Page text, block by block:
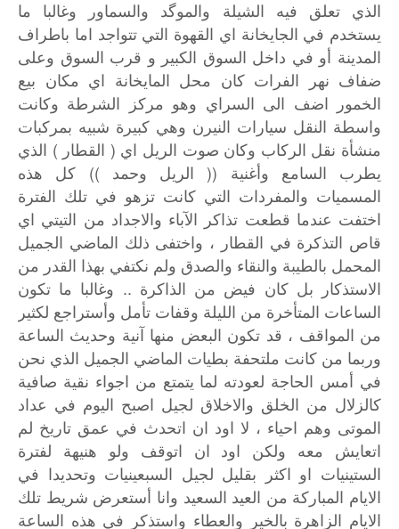
الذي تعلق فيه الشيلة والموگد والسماور وغالبا ما
يستخدم في الجايخانة اي القهوة التي تتواجد اما باطراف
المدينة أو في داخل السوق الكبير و قرب السوق وعلى
ضفاف نهر الفرات كان محل المايخانة اي مكان بيع
الخمور اضف الى السراي وهو مركز الشرطة وكانت
واسطة النقل سيارات النيرن وهي كبيرة شبيه بمركبات
منشأة نقل الركاب وكان صوت الريل اي ( القطار ) الذي
يطرب السامع وأغنية (( الريل وحمد )) كل هذه
المسميات والمفردات التي كانت تزهو في تلك الفترة
اختفت عندما قطعت تذاكر الآباء والاجداد من التيتي اي
قاص التذكرة في القطار ، واختفى ذلك الماضي الجميل
المحمل بالطيبة والنقاء والصدق ولم نكتفي بهذا القدر من
الاستذكار بل كان فيض من الذاكرة .. وغالبا ما تكون
الساعات المتأخرة من الليلة وقفات تأمل وأستراجع لكثير
من المواقف ، قد تكون البعض منها آنية وحديث الساعة
وربما من كانت ملتحفة بطيات الماضي الجميل الذي نحن
في أمس الحاجة لعودته لما يتمتع من اجواء نقية صافية
كالزلال من الخلق والاخلاق لجيل اصبح اليوم في عداد
الموتى وهم احياء ، لا اود ان اتحدث في عمق تاريخ لم
اتعايش معه ولكن اود ان اتوقف ولو هنيهة لفترة
الستينيات او اكثر بقليل لجيل السبعينيات وتحديدا في
الايام المباركة من العيد السعيد وانا أستعرض شريط تلك
الايام الزاهرة بالخير والعطاء واستذكر في هذه الساعة